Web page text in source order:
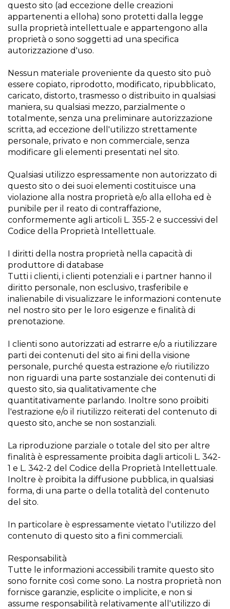
questo sito (ad eccezione delle creazioni
appartenenti a elloha) sono protetti dalla legge
sulla proprietà intellettuale e appartengono alla
proprietà o sono soggetti ad una specifica
autorizzazione d'uso.
Nessun materiale proveniente da questo sito può
essere copiato, riprodotto, modificato, ripubblicato,
caricato, distorto, trasmesso o distribuito in qualsiasi
maniera, su qualsiasi mezzo, parzialmente o
totalmente, senza una preliminare autorizzazione
scritta, ad eccezione dell'utilizzo strettamente
personale, privato e non commerciale, senza
modificare gli elementi presentati nel sito.
Qualsiasi utilizzo espressamente non autorizzato di
questo sito o dei suoi elementi costituisce una
violazione alla nostra proprietà e/o alla elloha ed è
punibile per il reato di contraffazione,
conformemente agli articoli L. 355-2 e successivi del
Codice della Proprietà Intellettuale.
I diritti della nostra proprietà nella capacità di
produttore di database
Tutti i clienti, i clienti potenziali e i partner hanno il
diritto personale, non esclusivo, trasferibile e
inalienabile di visualizzare le informazioni contenute
nel nostro sito per le loro esigenze e finalità di
prenotazione.
I clienti sono autorizzati ad estrarre e/o a riutilizzare
parti dei contenuti del sito ai fini della visione
personale, purché questa estrazione e/o riutilizzo
non riguardi una parte sostanziale dei contenuti di
questo sito, sia qualitativamente che
quantitativamente parlando. Inoltre sono proibiti
l'estrazione e/o il riutilizzo reiterati del contenuto di
questo sito, anche se non sostanziali.
La riproduzione parziale o totale del sito per altre
finalità è espressamente proibita dagli articoli L. 342-
1 e L. 342-2 del Codice della Proprietà Intellettuale.
Inoltre è proibita la diffusione pubblica, in qualsiasi
forma, di una parte o della totalità del contenuto
del sito.
In particolare è espressamente vietato l'utilizzo del
contenuto di questo sito a fini commerciali.
Responsabilità
Tutte le informazioni accessibili tramite questo sito
sono fornite così come sono. La nostra proprietà non
fornisce garanzie, esplicite o implicite, e non si
assume responsabilità relativamente all'utilizzo di